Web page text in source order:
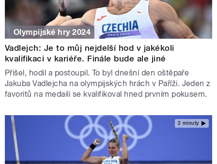
Olympijské hry 2024
Vadlejch: Je to můj nejdelší hod v jakékoli
kvalifikaci v kariéře. Finále bude ale jiné
Přišel, hodil a postoupil. To byl dnešní den oštěpaře
Jakuba Vadlejcha na olympijských hrách v Paříži. Jeden z
favoritů na medaili se kvalifikoval hned prvním pokusem.
2 minuty